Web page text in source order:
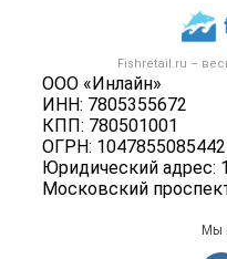
Fishretail.ru –
ООО «Инлайн»
ИНН: 7805355672
КПП: 780501001
ОГРН: 1047855085442
Юридический адрес:
Московский
Политика
Мы